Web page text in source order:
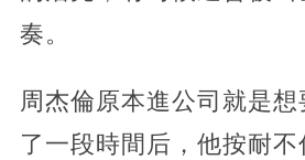
奏。
周杰倫原本進公司就是想
了一段時間后，他按耐